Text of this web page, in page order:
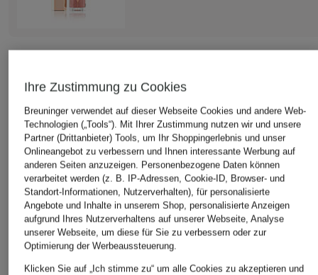
Ihre Zustimmung zu Cookies
Breuninger verwendet auf dieser Webseite Cookies und andere Web-
Technologien („Tools“). Mit Ihrer Zustimmung nutzen wir und unsere
Partner (Drittanbieter) Tools, um Ihr Shoppingerlebnis und unser
Onlineangebot zu verbessern und Ihnen interessante Werbung auf
anderen Seiten anzuzeigen. Personenbezogene Daten können
verarbeitet werden (z. B. IP-Adressen, Cookie-ID, Browser- und
Standort-Informationen, Nutzerverhalten), für personalisierte
Angebote und Inhalte in unserem Shop, personalisierte Anzeigen
aufgrund Ihres Nutzerverhaltens auf unserer Webseite, Analyse
unserer Webseite, um diese für Sie zu verbessern oder zur
Optimierung der Werbeaussteuerung.
Klicken Sie auf „Ich stimme zu“ um alle Cookies zu akzeptieren und